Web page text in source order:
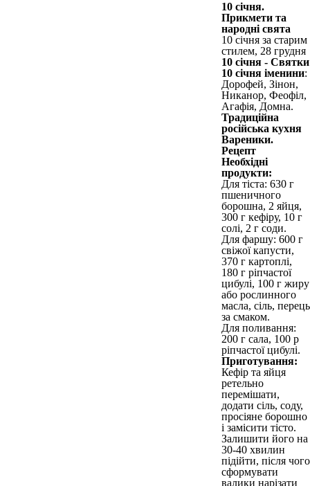
10 січня.
Прикмети та
народні свята
10 січня за старим
стилем, 28 грудня
10 січня - Святки
10 січня іменини:
Дорофей, Зінон,
Никанор, Феофіл,
Агафія, Домна.
Традиційна
російська кухня
Вареники.
Рецепт
Необхідні
продукти:
Для тіста: 630 г
пшеничного
борошна, 2 яйця,
300 г кефіру, 10 г
солі, 2 г соди.
Для фаршу: 600 г
свіжої капусти,
370 г картоплі,
180 г ріпчастої
цибулі, 100 г жиру
або рослинного
масла, сіль, перець
за смаком.
Для поливання:
200 г сала, 100 р
ріпчастої цибулі.
Приготування:
Кефір та яйця
ретельно
перемішати,
додати сіль, соду,
просіяне борошно
і замісити тісто.
Залишити його на
30-40 хвилин
підійти, після чого
сформувати
валики нарізати